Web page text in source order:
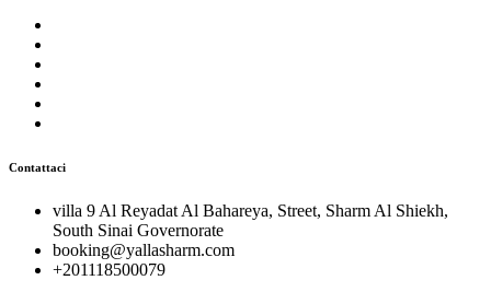
Contattaci
villa 9 Al Reyadat Al Bahareya, Street, Sharm Al Shiekh,
South Sinai Governorate
booking@yallasharm.com
+201118500079